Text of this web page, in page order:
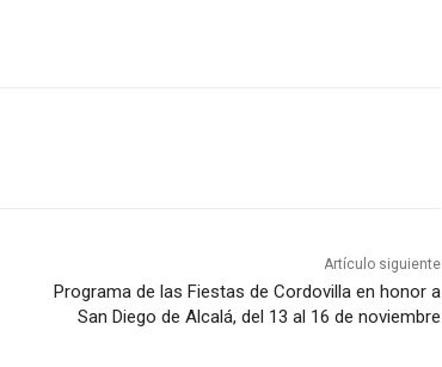
Artículo siguiente
Programa de las Fiestas de Cordovilla en honor a
San Diego de Alcalá, del 13 al 16 de noviembre